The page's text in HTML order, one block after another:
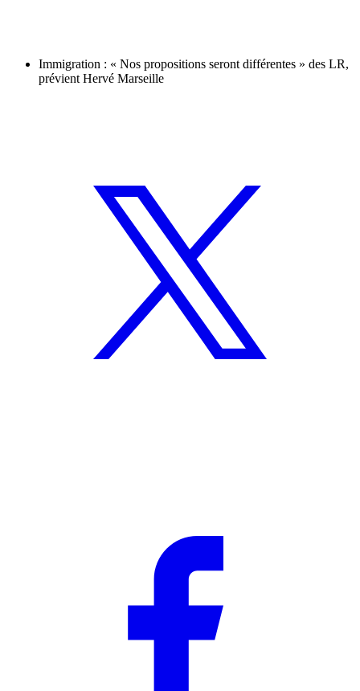
Immigration : « Nos propositions seront différentes » des LR,
prévient Hervé Marseille